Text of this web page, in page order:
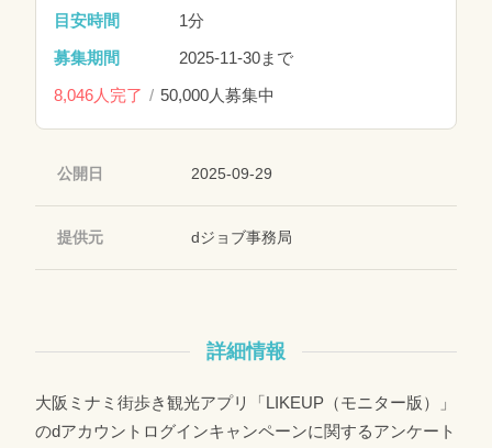
目安時間
1分
募集期間
2025-11-30まで
8,046人完了
50,000人募集中
公開日 2025-09-29
提供元 dジョブ事務局
詳細情報
大阪ミナミ街歩き観光アプリ「LIKEUP（モニター版）」
のdアカウントログインキャンペーンに関するアンケート